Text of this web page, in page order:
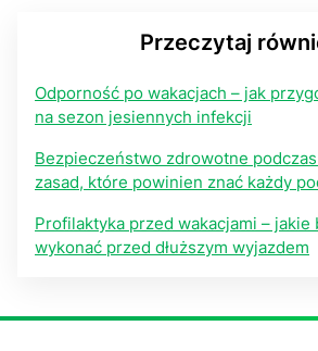
Przeczytaj
Odporność po wakacjach – jak
na sezon jesiennych infekcji
Bezpieczeństwo zdrowotne
zasad, które powinien znać każdy
Profilaktyka przed wakacjami – jakie
wykonać przed dłuższym wyjazdem